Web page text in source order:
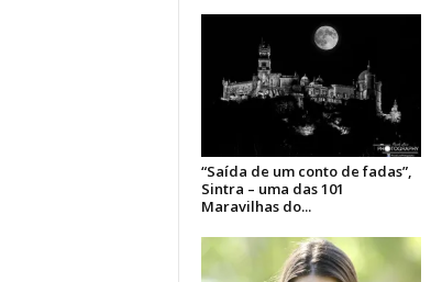
“Saída de um conto de fadas”,
Sintra – uma das 101
Maravilhas do...